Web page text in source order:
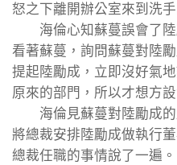
怒之下離開辦公室來到洗手
海倫心知蘇蔓誤會了陸
看著蘇蔓，詢問蘇蔓對陸
提起陸勵成，立即沒好氣
原來的部門，所以才想方
海倫見蘇蔓對陸勵成的
將總裁安排陸勵成做執行
總裁任職的事情說了一遍。